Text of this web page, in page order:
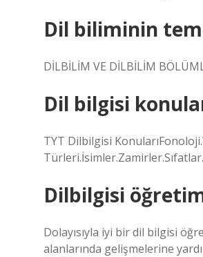
Dil biliminin
DİLBİLİM VE DİLBİLİM
Dil bilgisi
TYT Dilbilgisi
Dilbilgisi
Dolayısıyla iyi bir dil bilgisi
alanlarında gelişmelerine